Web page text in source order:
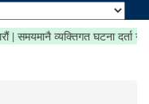
| समयमानै व्यक्तिगत घटना